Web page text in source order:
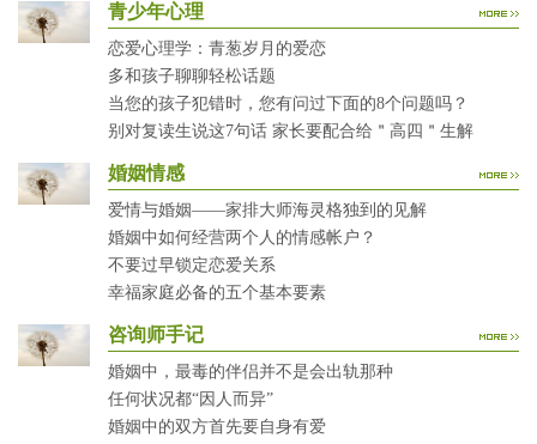
青少年心理
恋爱心理学：青葱岁月的爱恋
多和孩子聊聊轻松话题
当您的孩子犯错时，您有问过下面的8个问题吗？
别对复读生说这7句话 家长要配合给＂高四＂生解
婚姻情感
爱情与婚姻——家排大师海灵格独到的见解
婚姻中如何经营两个人的情感帐户？
不要过早锁定恋爱关系
幸福家庭必备的五个基本要素
咨询师手记
婚姻中，最毒的伴侣并不是会出轨那种
任何状况都“因人而异”
婚姻中的双方首先要自身有爱